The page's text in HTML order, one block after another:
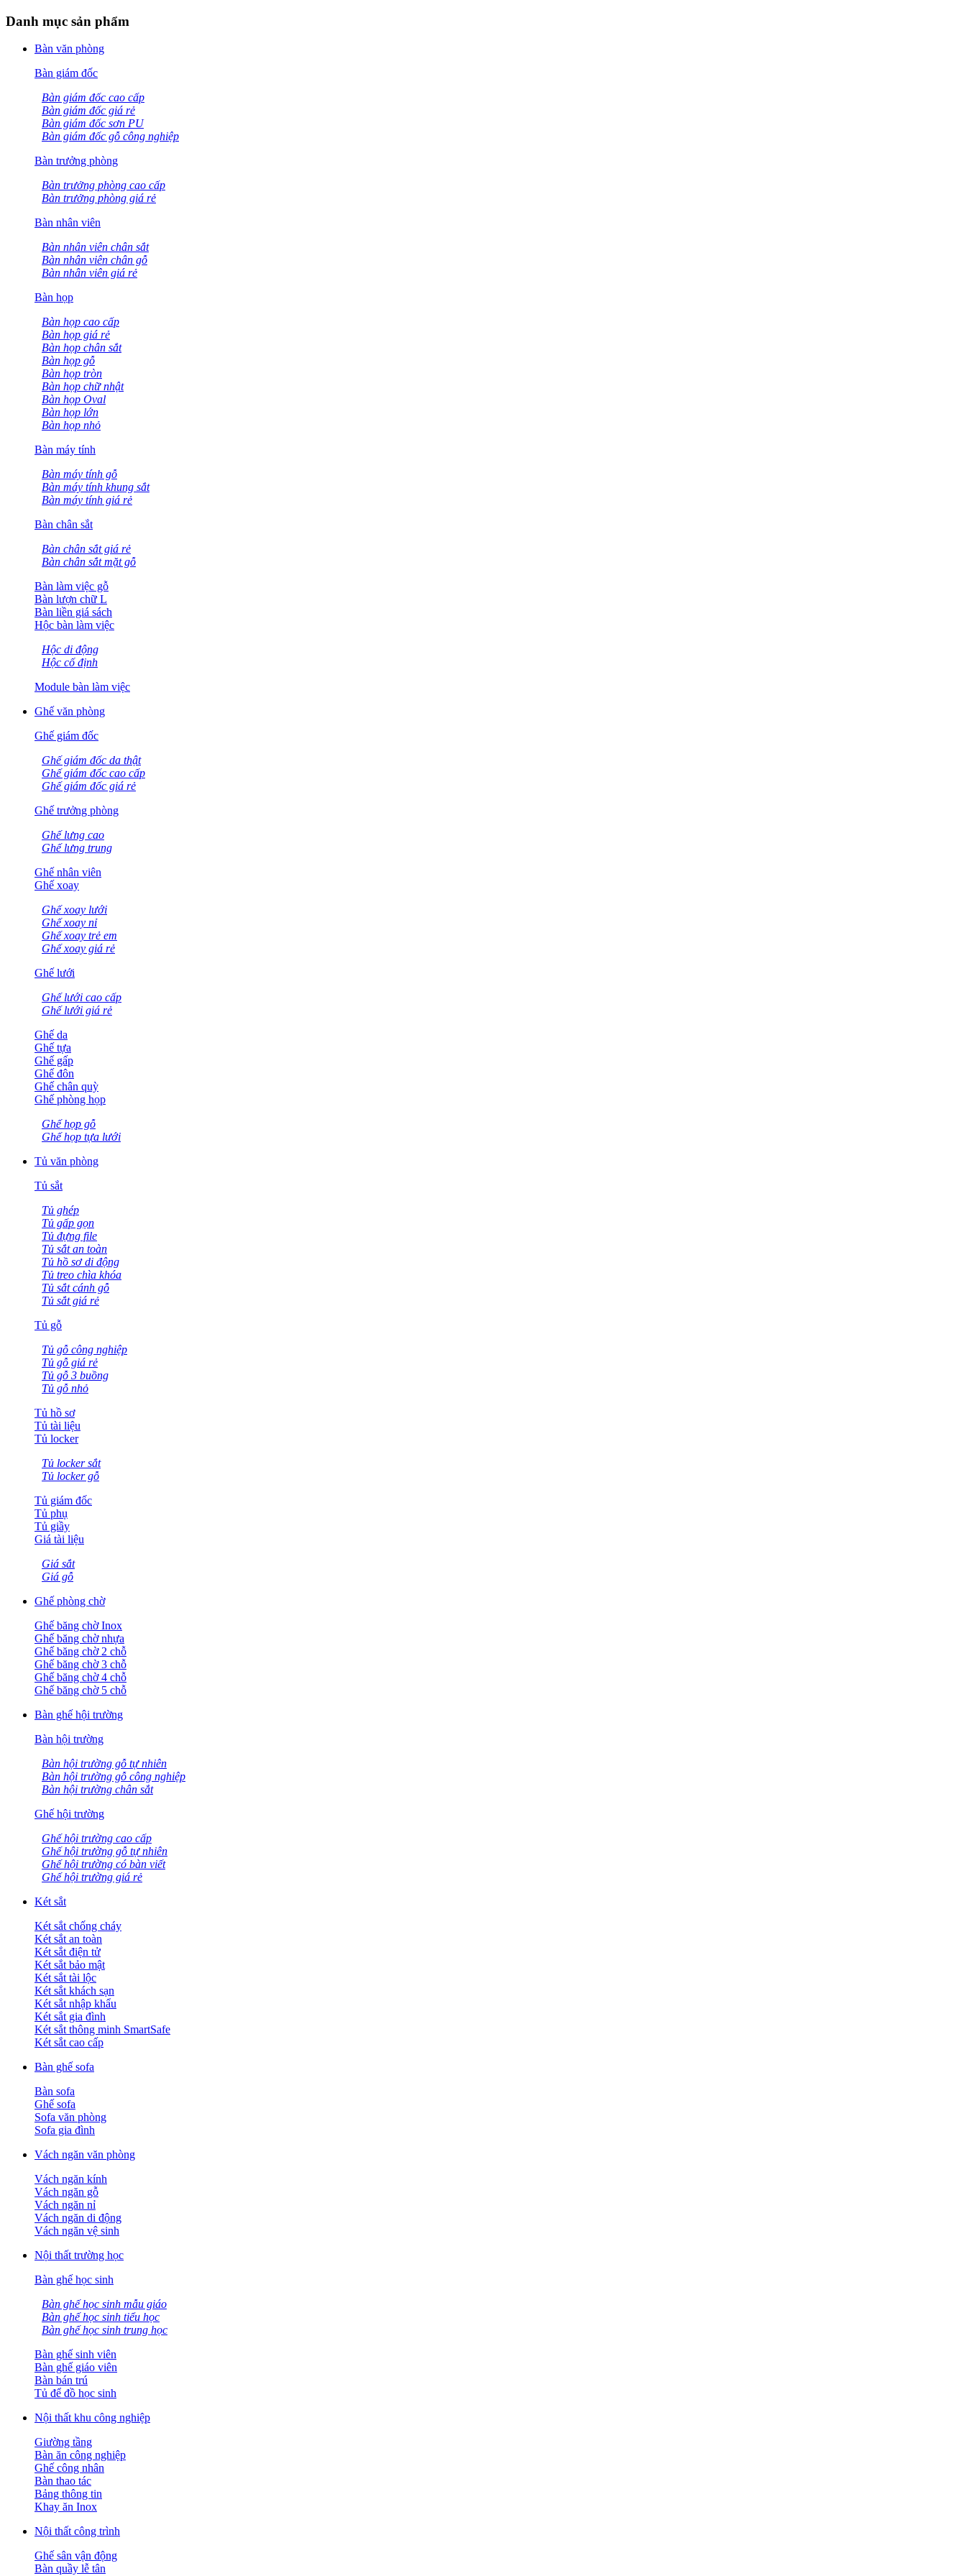
Danh mục sản phẩm
Bàn văn phòng
Bàn giám đốc
Bàn giám đốc cao cấp
Bàn giám đốc giá rẻ
Bàn giám đốc sơn PU
Bàn giám đốc gỗ công nghiệp
Bàn trưởng phòng
Bàn trưởng phòng cao cấp
Bàn trưởng phòng giá rẻ
Bàn nhân viên
Bàn nhân viên chân sắt
Bàn nhân viên chân gỗ
Bàn nhân viên giá rẻ
Bàn họp
Bàn họp cao cấp
Bàn họp giá rẻ
Bàn họp chân sắt
Bàn họp gỗ
Bàn họp tròn
Bàn họp chữ nhật
Bàn họp Oval
Bàn họp lớn
Bàn họp nhỏ
Bàn máy tính
Bàn máy tính gỗ
Bàn máy tính khung sắt
Bàn máy tính giá rẻ
Bàn chân sắt
Bàn chân sắt giá rẻ
Bàn chân sắt mặt gỗ
Bàn làm việc gỗ
Bàn lượn chữ L
Bàn liền giá sách
Hộc bàn làm việc
Hộc di động
Hộc cố định
Module bàn làm việc
Ghế văn phòng
Ghế giám đốc
Ghế giám đốc da thật
Ghế giám đốc cao cấp
Ghế giám đốc giá rẻ
Ghế trưởng phòng
Ghế lưng cao
Ghế lưng trung
Ghế nhân viên
Ghế xoay
Ghế xoay lưới
Ghế xoay nỉ
Ghế xoay trẻ em
Ghế xoay giá rẻ
Ghế lưới
Ghế lưới cao cấp
Ghế lưới giá rẻ
Ghế da
Ghế tựa
Ghế gấp
Ghế đôn
Ghế chân quỳ
Ghế phòng họp
Ghế họp gỗ
Ghế họp tựa lưới
Tủ văn phòng
Tủ sắt
Tủ ghép
Tủ gấp gọn
Tủ đựng file
Tủ sắt an toàn
Tủ hồ sơ di động
Tủ treo chìa khóa
Tủ sắt cánh gỗ
Tủ sắt giá rẻ
Tủ gỗ
Tủ gỗ công nghiệp
Tủ gỗ giá rẻ
Tủ gỗ 3 buồng
Tủ gỗ nhỏ
Tủ hồ sơ
Tủ tài liệu
Tủ locker
Tủ locker sắt
Tủ locker gỗ
Tủ giám đốc
Tủ phụ
Tủ giầy
Giá tài liệu
Giá sắt
Giá gỗ
Ghế phòng chờ
Ghế băng chờ Inox
Ghế băng chờ nhựa
Ghế băng chờ 2 chỗ
Ghế băng chờ 3 chỗ
Ghế băng chờ 4 chỗ
Ghế băng chờ 5 chỗ
Bàn ghế hội trường
Bàn hội trường
Bàn hội trường gỗ tự nhiên
Bàn hội trường gỗ công nghiệp
Bàn hội trường chân sắt
Ghế hội trường
Ghế hội trường cao cấp
Ghế hội trường gỗ tự nhiên
Ghế hội trường có bàn viết
Ghế hội trường giá rẻ
Két sắt
Két sắt chống cháy
Két sắt an toàn
Két sắt điện tử
Két sắt bảo mật
Két sắt tài lộc
Két sắt khách sạn
Két sắt nhập khẩu
Két sắt gia đình
Két sắt thông minh SmartSafe
Két sắt cao cấp
Bàn ghế sofa
Bàn sofa
Ghế sofa
Sofa văn phòng
Sofa gia đình
Vách ngăn văn phòng
Vách ngăn kính
Vách ngăn gỗ
Vách ngăn nỉ
Vách ngăn di động
Vách ngăn vệ sinh
Nội thất trường học
Bàn ghế học sinh
Bàn ghế học sinh mẫu giáo
Bàn ghế học sinh tiểu học
Bàn ghế học sinh trung học
Bàn ghế sinh viên
Bàn ghế giáo viên
Bàn bán trú
Tủ để đồ học sinh
Nội thất khu công nghiệp
Giường tầng
Bàn ăn công nghiệp
Ghế công nhân
Bàn thao tác
Bảng thông tin
Khay ăn Inox
Nội thất công trình
Ghế sân vận động
Bàn quầy lễ tân